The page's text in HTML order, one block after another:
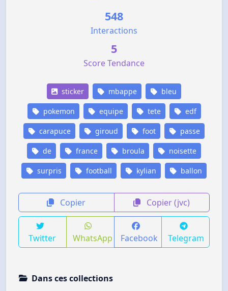
548
Interactions
5
Score Tendance
sticker mbappe bleu
pokemon equipe tete edf
carapuce giroud foot passe
de france broula noisette
surpris football kylian ballon
Copier Copier (jvc)
Twitter WhatsApp Facebook Telegram
Dans ces collections